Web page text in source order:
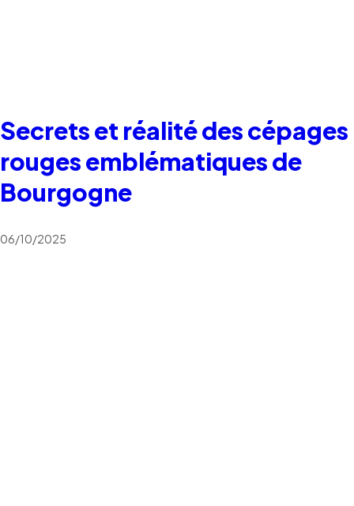
Secrets et réalité des cépages
rouges emblématiques de
Bourgogne
06/10/2025